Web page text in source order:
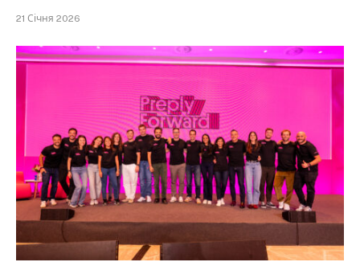
21 Січня 2026